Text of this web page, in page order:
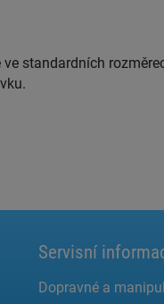
standardních
Servisní
Dopravné a